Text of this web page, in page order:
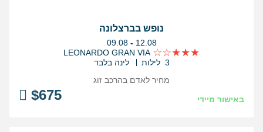
נופש בברצלונה
בין
התאריכים,
09.08 - 12.08
LEONARDO GRAN VIA
3 לילות
לינה בלבד
באישור מיידי $675
מחיר לאדם בהרכב זוג